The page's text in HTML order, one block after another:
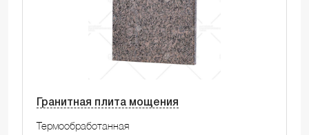
Гранитная плита мощения
Термообработанная